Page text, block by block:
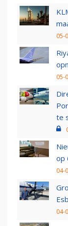
05-
05-
te
op
04-
04-